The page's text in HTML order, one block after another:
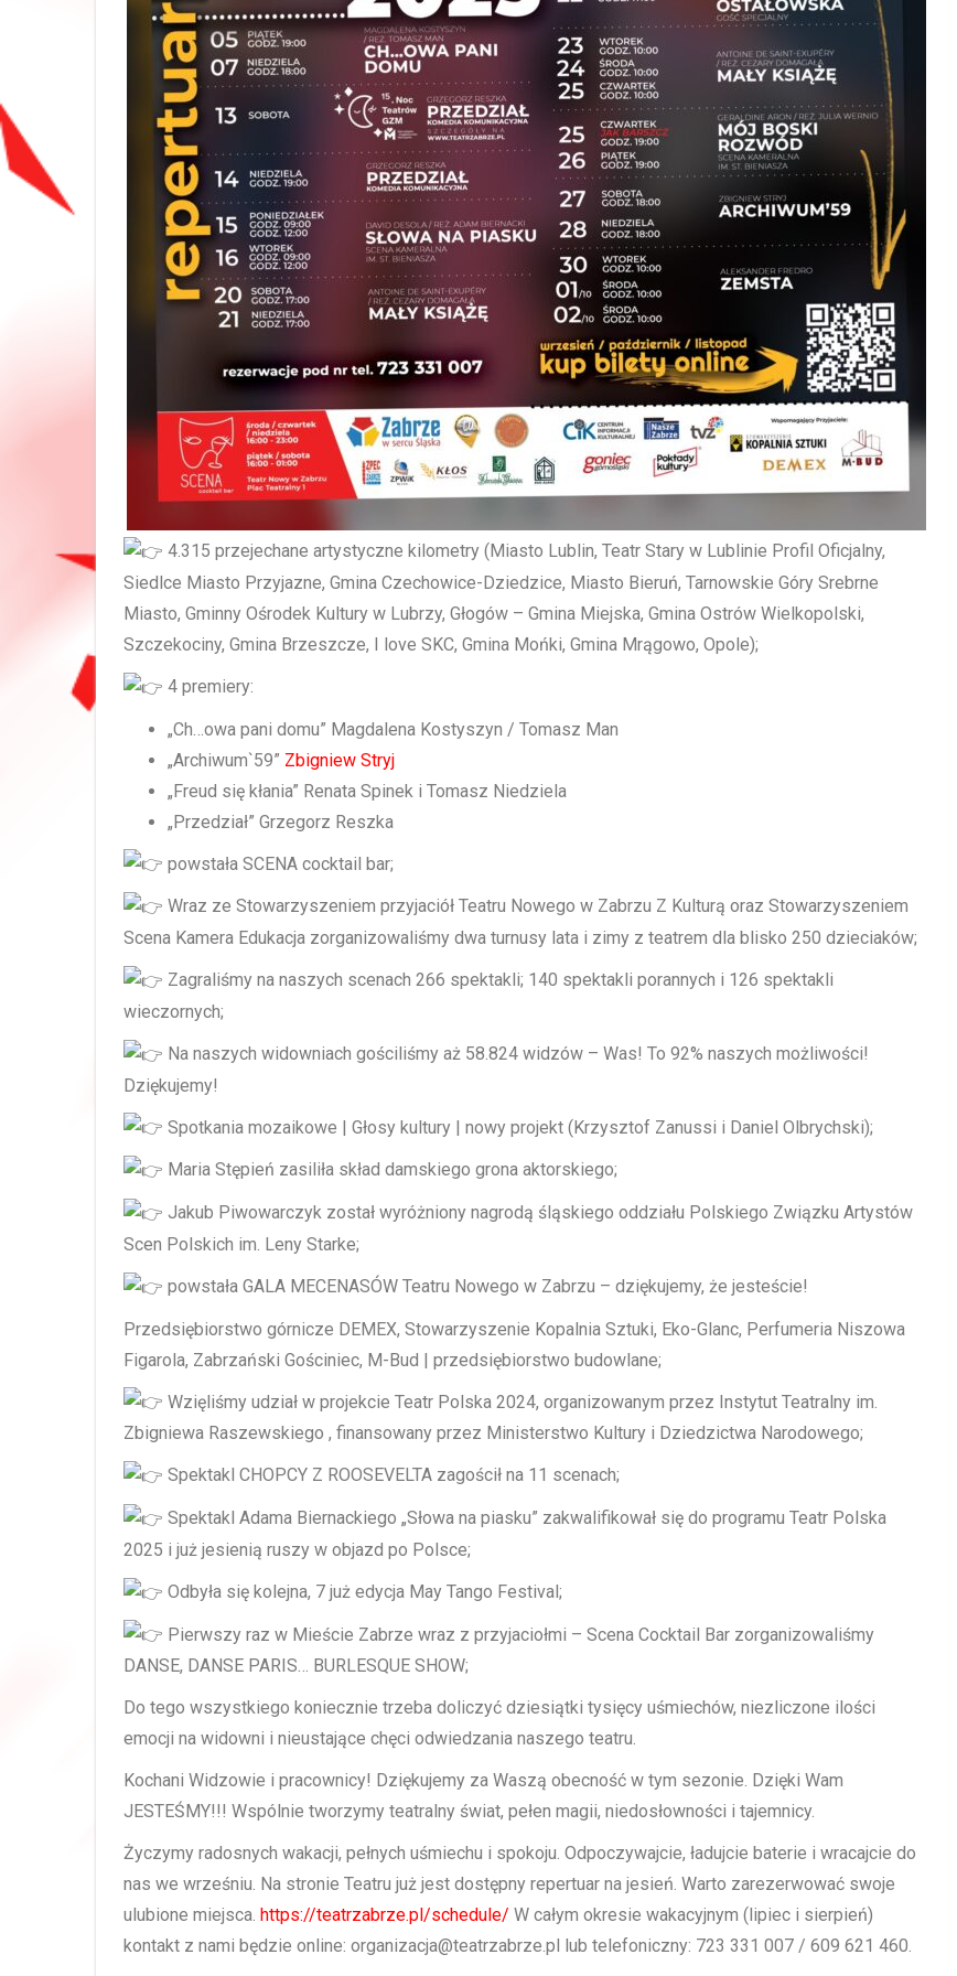
4.315 przejechane artystyczne kilometry (Miasto Lublin, Teatr Stary w Lublinie Profil Oficjalny,
Siedlce Miasto Przyjazne, Gmina Czechowice-Dziedzice, Miasto Bieruń, Tarnowskie Góry Srebrne
Miasto, Gminny Ośrodek Kultury w Lubrzy, Głogów – Gmina Miejska, Gmina Ostrów Wielkopolski,
Szczekociny, Gmina Brzeszcze, I love SKC, Gmina Mońki, Gmina Mrągowo, Opole);
4 premiery:
„Ch…owa pani domu” Magdalena Kostyszyn / Tomasz Man
„Archiwum`59” Zbigniew Stryj
„Freud się kłania” Renata Spinek i Tomasz Niedziela
„Przedział” Grzegorz Reszka
powstała SCENA cocktail bar;
Wraz ze Stowarzyszeniem przyjaciół Teatru Nowego w Zabrzu Z Kulturą oraz Stowarzyszeniem
Scena Kamera Edukacja zorganizowaliśmy dwa turnusy lata i zimy z teatrem dla blisko 250 dzieciaków;
Zagraliśmy na naszych scenach 266 spektakli; 140 spektakli porannych i 126 spektakli
wieczornych;
Na naszych widowniach gościliśmy aż 58.824 widzów – Was! To 92% naszych możliwości!
Dziękujemy!
Spotkania mozaikowe | Głosy kultury | nowy projekt (Krzysztof Zanussi i Daniel Olbrychski);
Maria Stępień zasiliła skład damskiego grona aktorskiego;
Jakub Piwowarczyk został wyróżniony nagrodą śląskiego oddziału Polskiego Związku Artystów
Scen Polskich im. Leny Starke;
powstała GALA MECENASÓW Teatru Nowego w Zabrzu – dziękujemy, że jesteście!
Przedsiębiorstwo górnicze DEMEX, Stowarzyszenie Kopalnia Sztuki, Eko-Glanc, Perfumeria Niszowa
Figarola, Zabrzański Gościniec, M-Bud | przedsiębiorstwo budowlane;
Wzięliśmy udział w projekcie Teatr Polska 2024, organizowanym przez Instytut Teatralny im.
Zbigniewa Raszewskiego , finansowany przez Ministerstwo Kultury i Dziedzictwa Narodowego;
Spektakl CHOPCY Z ROOSEVELTA zagościł na 11 scenach;
Spektakl Adama Biernackiego „Słowa na piasku” zakwalifikował się do programu Teatr Polska
2025 i już jesienią ruszy w objazd po Polsce;
Odbyła się kolejna, 7 już edycja May Tango Festival;
Pierwszy raz w Mieście Zabrze wraz z przyjaciołmi – Scena Cocktail Bar zorganizowaliśmy
DANSE, DANSE PARIS… BURLESQUE SHOW;
Do tego wszystkiego koniecznie trzeba doliczyć dziesiątki tysięcy uśmiechów, niezliczone ilości
emocji na widowni i nieustające chęci odwiedzania naszego teatru.
Kochani Widzowie i pracownicy! Dziękujemy za Waszą obecność w tym sezonie. Dzięki Wam
JESTEŚMY!!! Wspólnie tworzymy teatralny świat, pełen magii, niedosłowności i tajemnicy.
Życzymy radosnych wakacji, pełnych uśmiechu i spokoju. Odpoczywajcie, ładujcie baterie i wracajcie do
nas we wrześniu. Na stronie Teatru już jest dostępny repertuar na jesień. Warto zarezerwować swoje
ulubione miejsca. https://teatrzabrze.pl/schedule/ W całym okresie wakacyjnym (lipiec i sierpień)
kontakt z nami będzie online: organizacja@teatrzabrze.pl lub telefoniczny: 723 331 007 / 609 621 460.